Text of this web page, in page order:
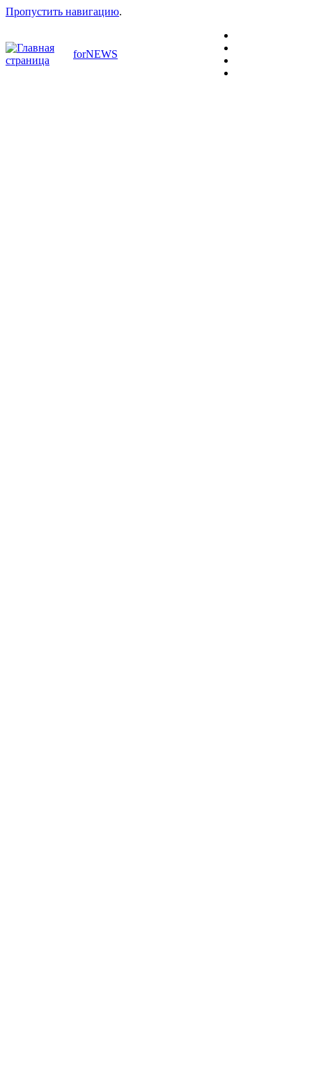
Пропустить навигацию.
forNEWS